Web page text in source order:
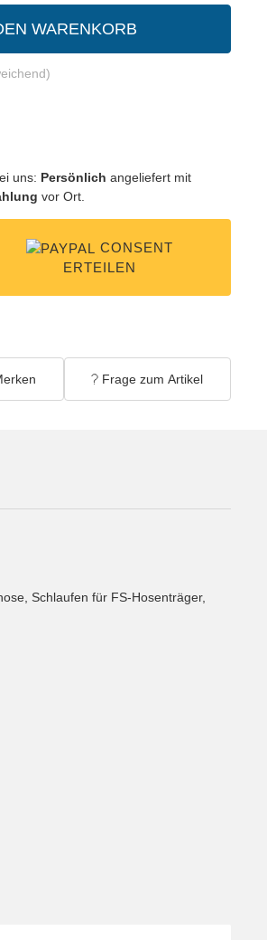
WARENKORB
uns: Persönlich angeliefert mit
vor Ort.
CONSENT
ERTEILEN
Frage zum Artikel
Schlaufen für FS-Hosenträger,